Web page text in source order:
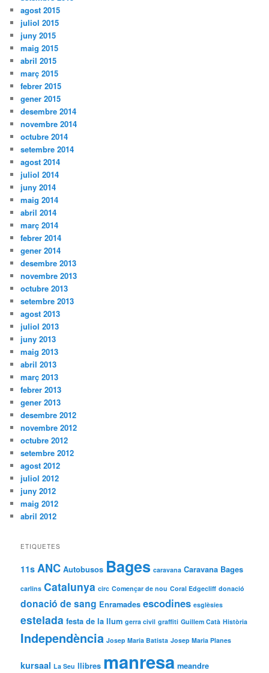
agost 2015
juliol 2015
juny 2015
maig 2015
abril 2015
març 2015
febrer 2015
gener 2015
desembre 2014
novembre 2014
octubre 2014
setembre 2014
agost 2014
juliol 2014
juny 2014
maig 2014
abril 2014
març 2014
febrer 2014
gener 2014
desembre 2013
novembre 2013
octubre 2013
setembre 2013
agost 2013
juliol 2013
juny 2013
maig 2013
abril 2013
març 2013
febrer 2013
gener 2013
desembre 2012
novembre 2012
octubre 2012
setembre 2012
agost 2012
juliol 2012
juny 2012
maig 2012
abril 2012
ETIQUETES
11s ANC Autobusos Bages caravana Caravana Bages
carlins Catalunya circ Començar de nou Coral Edgecliff donació
donació de sang Enramades escodines esglèsies
estelada festa de la llum gerra civil graffiti Guillem Catà Història
Independència Josep Maria Batista Josep Maria Planes
kursaal La Seu llibres manresa meandre